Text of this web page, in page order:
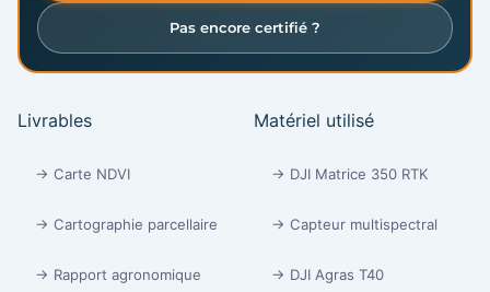
Pas encore certifié ?
Livrables
→ Carte NDVI
→ Cartographie parcellaire
→ Rapport agronomique
Matériel utilisé
→ DJI Matrice 350 RTK
→ Capteur multispectral
→ DJI Agras T40